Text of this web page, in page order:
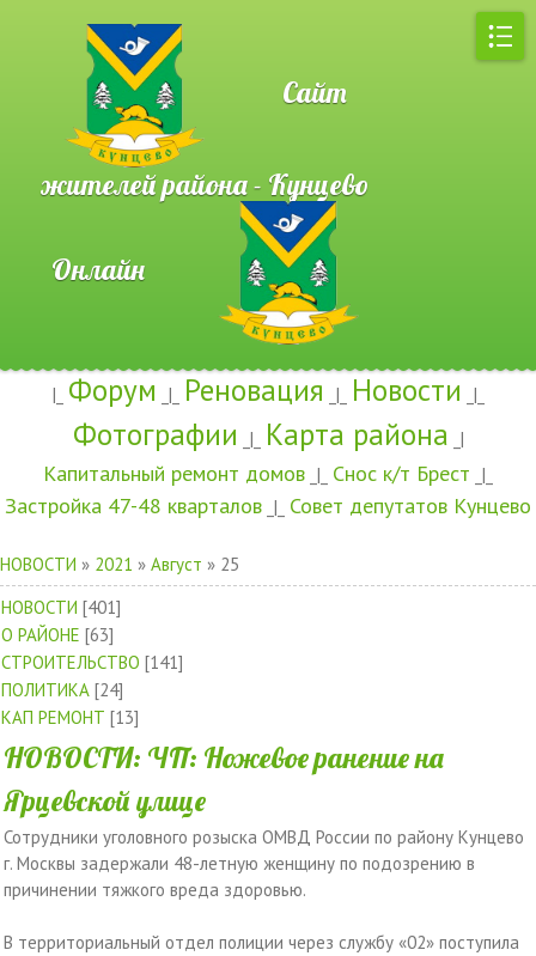
Сайт
жителей района - Кунцево
Онлайн
|_ Форум _|_ Реновация _|_ Новости _|_
Фотографии _|_ Карта района _|
Капитальный ремонт домов _|_ Снос к/т Брест _|_
Застройка 47-48 кварталов _|_ Совет депутатов Кунцево
НОВОСТИ » 2021 » Август » 25
НОВОСТИ [401]
О РАЙОНЕ [63]
СТРОИТЕЛЬСТВО [141]
ПОЛИТИКА [24]
КАП РЕМОНТ [13]
НОВОСТИ: ЧП: Ножевое ранение на
Ярцевской улице
Сотрудники уголовного розыска ОМВД России по району Кунцево
г. Москвы задержали 48-летную женщину по подозрению в
причинении тяжкого вреда здоровью.
В территориальный отдел полиции через службу «02» поступила